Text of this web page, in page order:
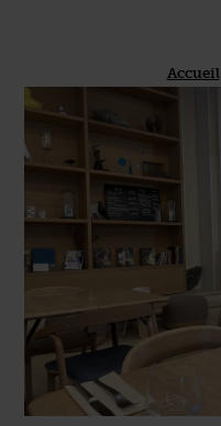
Accueil